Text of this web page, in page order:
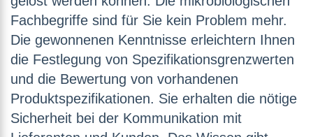
Fachbegriffe sind für Sie kein Problem mehr.
Die gewonnenen Kenntnisse erleichtern Ihnen
die Festlegung von Spezifikationsgrenzwerten
und die Bewertung von vorhandenen
Produktspezifikationen. Sie erhalten die nötige
Sicherheit bei der Kommunikation mit